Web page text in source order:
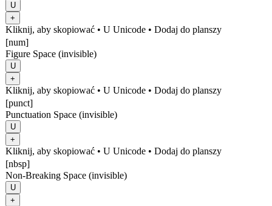
U
+
Kliknij, aby skopiować • U Unicode • Dodaj do planszy
[num]
Figure Space (invisible)
U
+
Kliknij, aby skopiować • U Unicode • Dodaj do planszy
[punct]
Punctuation Space (invisible)
U
+
Kliknij, aby skopiować • U Unicode • Dodaj do planszy
[nbsp]
Non-Breaking Space (invisible)
U
+